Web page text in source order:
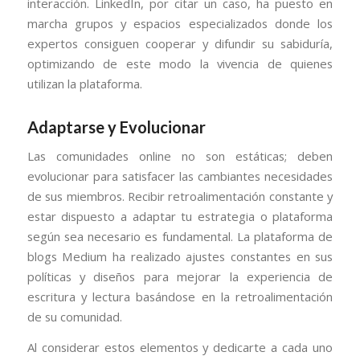
interacción. LinkedIn, por citar un caso, ha puesto en
marcha grupos y espacios especializados donde los
expertos consiguen cooperar y difundir su sabiduría,
optimizando de este modo la vivencia de quienes
utilizan la plataforma.
Adaptarse y Evolucionar
Las comunidades online no son estáticas; deben
evolucionar para satisfacer las cambiantes necesidades
de sus miembros. Recibir retroalimentación constante y
estar dispuesto a adaptar tu estrategia o plataforma
según sea necesario es fundamental. La plataforma de
blogs Medium ha realizado ajustes constantes en sus
políticas y diseños para mejorar la experiencia de
escritura y lectura basándose en la retroalimentación
de su comunidad.
Al considerar estos elementos y dedicarte a cada uno